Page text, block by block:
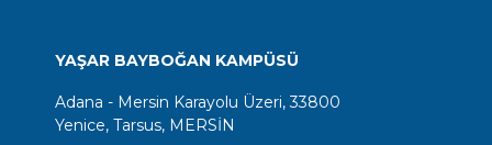
YAŞAR BAYBOĞAN KAMPÜSÜ
Adana - Mersin Karayolu Üzeri, 33800
Yenice, Tarsus, MERSİN